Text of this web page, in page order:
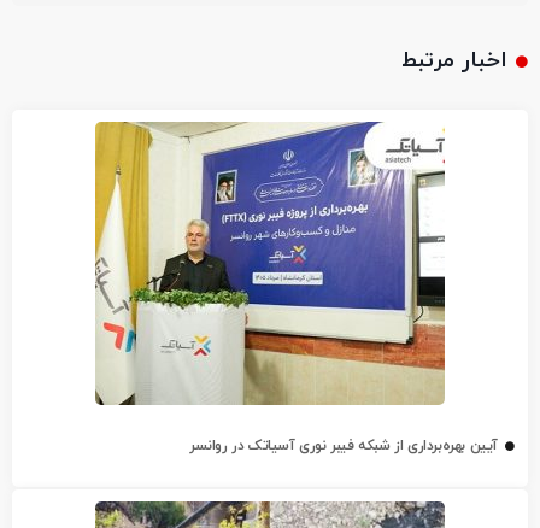
اخبار مرتبط
آیین بهره‌برداری از شبکه فیبر نوری آسیاتک در روانسر